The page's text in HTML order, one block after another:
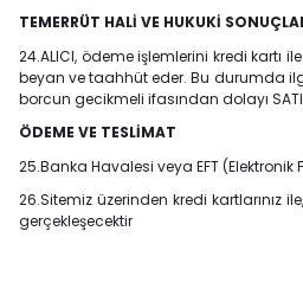
TEMERRÜT HALİ VE HUKUKİ
24.ALICI, ödeme işlemlerini kredi
beyan ve taahhüt eder. Bu durumda
borcun gecikmeli ifasından dolayı
ÖDEME VE TESLİMAT
25.Banka Havalesi veya EFT (Elektronik
26.Sitemiz üzerinden kredi kartlarınız
gerçekleşecektir